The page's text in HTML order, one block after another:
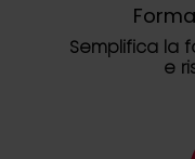
Semplifica la
e